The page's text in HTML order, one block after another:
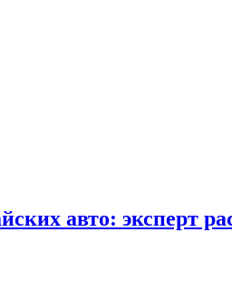
авто: эксперт